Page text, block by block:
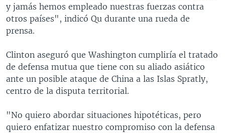
y jamás hemos empleado nuestras fuerzas contra
otros países", indicó Qu durante una rueda de
prensa.
Clinton aseguró que Washington cumpliría el tratado
de defensa mutua que tiene con su aliado asiático
ante un posible ataque de China a las Islas Spratly,
centro de la disputa territorial.
"No quiero abordar situaciones hipotéticas, pero
quiero enfatizar nuestro compromiso con la defensa